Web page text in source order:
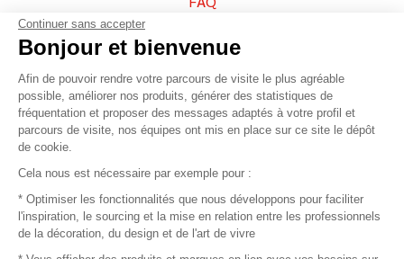
Vendez vos produits
Plan du site
© 2016 –Organisation SAFI
Recrutement
Continuer sans accepter
Bonjour et bienvenue
Afin de pouvoir rendre votre parcours de visite le plus agréable
possible, améliorer nos produits, générer des statistiques de
fréquentation et proposer des messages adaptés à votre profil et
parcours de visite, nos équipes ont mis en place sur ce site le dépôt
de cookie.
Cela nous est nécessaire par exemple pour :
* Optimiser les fonctionnalités que nous développons pour faciliter
l'inspiration, le sourcing et la mise en relation entre les professionnels
de la décoration, du design et de l'art de vivre